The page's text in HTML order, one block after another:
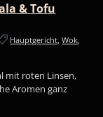
& Tofu
Hauptgericht,Wok,
mit roten Linsen,
Aromen ganz